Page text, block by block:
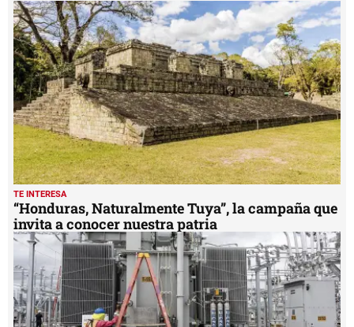
TE INTERESA
“Honduras, Naturalmente Tuya”, la campaña que
invita a conocer nuestra patria